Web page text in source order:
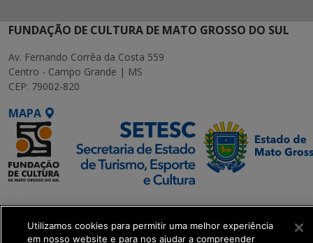
FUNDAÇÃO DE CULTURA DE MATO GROSSO DO SUL
Av. Fernando Corrêa da Costa 559
Centro - Campo Grande | MS
CEP: 79002-820
MAPA
SETDIG | Secretaria-
Executiva de
Transformação Digital
Utilizamos cookies para permitir uma melhor experiência
em nosso website e para nos ajudar a compreender